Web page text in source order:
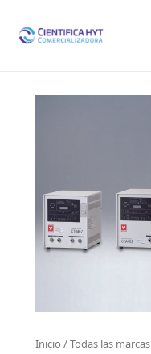
contenido
Inicio /Todas las marcas